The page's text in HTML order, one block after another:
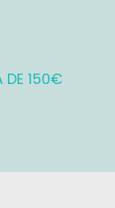
DE 150€